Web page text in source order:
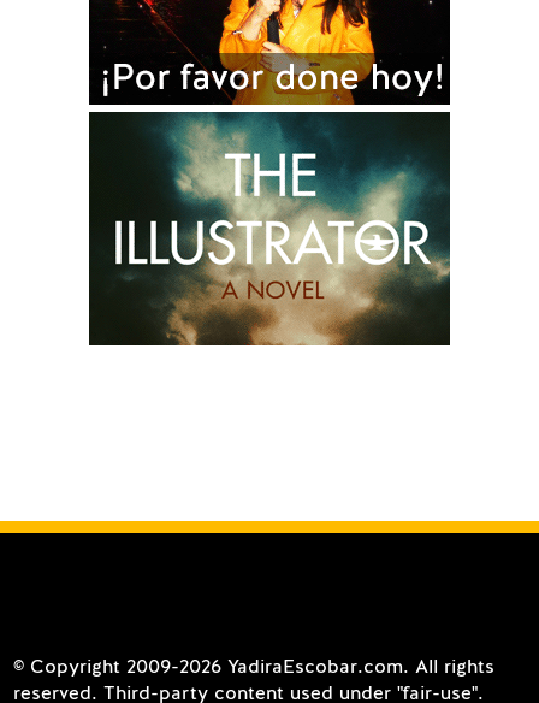
© Copyright 2009-2026 YadiraEscobar.com. All rights
reserved. Third-party content used under "fair-use".